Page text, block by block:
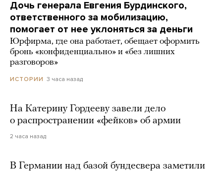
Дочь генерала Евгения Бурдинского,
ответственного за мобилизацию,
помогает от нее уклоняться за деньги
Юрфирма, где она работает, обещает оформить
бронь «конфиденциально» и «без лишних
разговоров»
ИСТОРИИ 3 часа назад
На Катерину Гордееву завели дело
о распространении «фейков» об армии
2 часа назад
В Германии над базой бундесвера заметили